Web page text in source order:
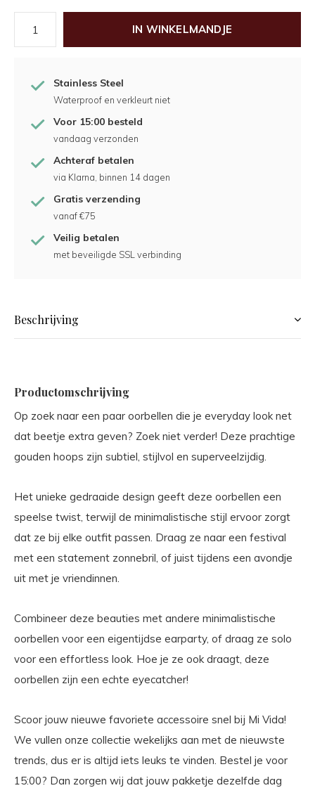
IN WINKELMANDJE
Stainless Steel
Waterproof en verkleurt niet
Voor 15:00 besteld
vandaag verzonden
Achteraf betalen
via Klarna, binnen 14 dagen
Gratis verzending
vanaf €75
Veilig betalen
met beveiligde SSL verbinding
Beschrijving
Productomschrijving
Op zoek naar een paar oorbellen die je everyday look net
dat beetje extra geven? Zoek niet verder! Deze prachtige
gouden hoops zijn subtiel, stijlvol en superveelzijdig.
Het unieke gedraaide design geeft deze oorbellen een
speelse twist, terwijl de minimalistische stijl ervoor zorgt
dat ze bij elke outfit passen. Draag ze naar een festival
met een statement zonnebril, of juist tijdens een avondje
uit met je vriendinnen.
Combineer deze beauties met andere minimalistische
oorbellen voor een eigentijdse earparty, of draag ze solo
voor een effortless look. Hoe je ze ook draagt, deze
oorbellen zijn een echte eyecatcher!
Scoor jouw nieuwe favoriete accessoire snel bij Mi Vida!
We vullen onze collectie wekelijks aan met de nieuwste
trends, dus er is altijd iets leuks te vinden. Bestel je voor
15:00? Dan zorgen wij dat jouw pakketje dezelfde dag